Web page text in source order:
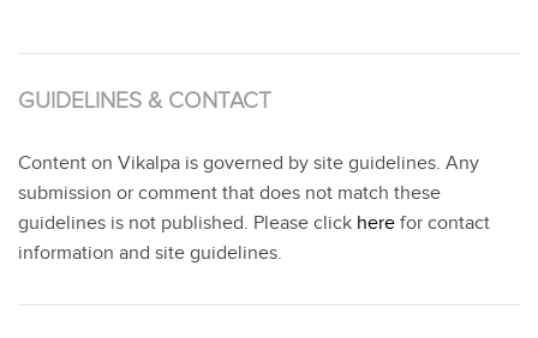
GUIDELINES & CONTACT
Content on Vikalpa is governed by site guidelines. Any
submission or comment that does not match these
guidelines is not published. Please click here for contact
information and site guidelines.